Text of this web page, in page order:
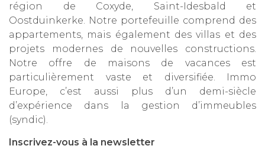
région de Coxyde, Saint-Idesbald et
Oostduinkerke. Notre portefeuille comprend des
appartements, mais également des villas et des
projets modernes de nouvelles constructions.
Notre offre de maisons de vacances est
particulièrement vaste et diversifiée. Immo
Europe, c’est aussi plus d’un demi-siècle
d’expérience dans la gestion d’immeubles
(syndic).
Inscrivez-vous à la newsletter